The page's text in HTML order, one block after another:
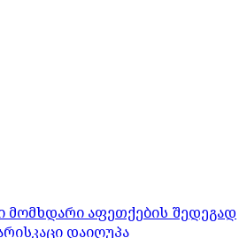
მომხდარი აფეთქების შედეგად
დაიღუპა